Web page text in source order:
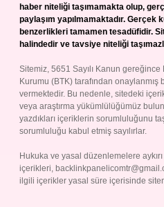
haber niteliği taşımamakta olup,
paylaşım yapılmamaktadır. Gerçek
benzerlikleri tamamen tesadüfidir.
halindedir ve tavsiye niteliği
Sitemiz, 5651 Sayılı Kanun
Kurumu (BTK) tarafından onaylanmış
vermektedir. Bu nedenle, sitedeki
veya araştırma yükümlülüğümüz
yazdıkları içeriklerin sorumluluğunu
sorumluluğu kabul etmiş sayılırlar.
Hukuka ve yasal düzenlemelere
içerikleri,
ilgili içerikler yasal süre içerisinde